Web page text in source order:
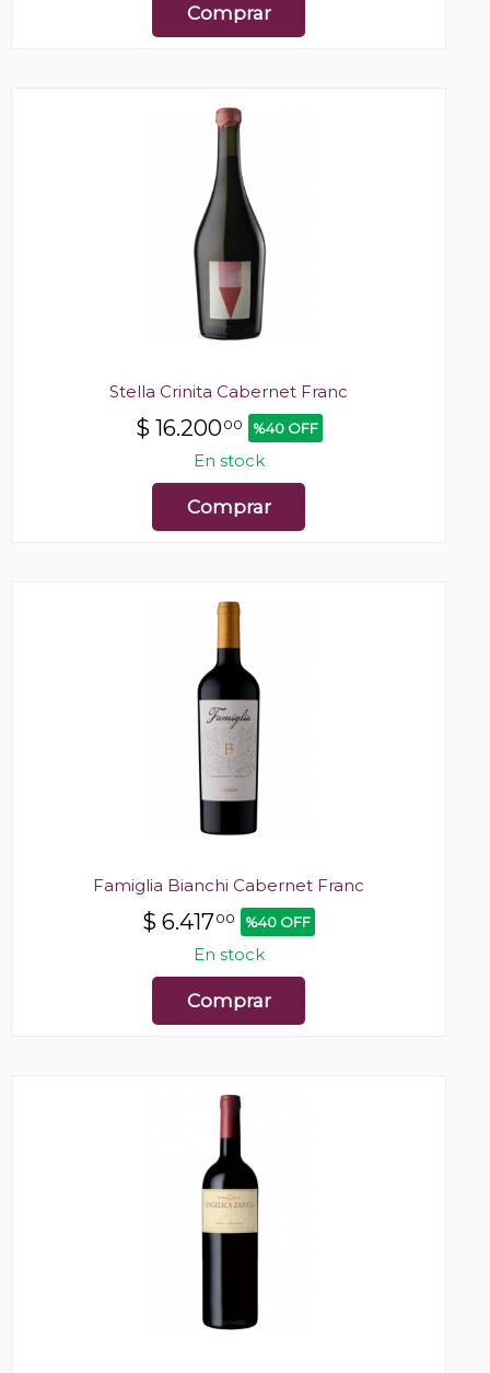
Comprar
Stella Crinita Cabernet Franc
$ 16.20000 %40 OFF
En stock
Comprar
Famiglia Bianchi Cabernet Franc
$ 6.41700 %40 OFF
En stock
Comprar